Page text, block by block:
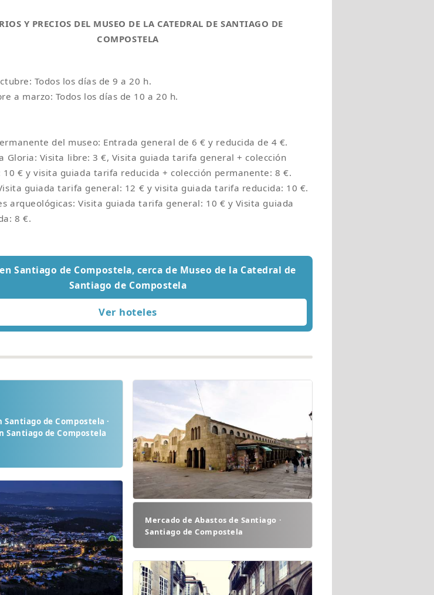
Y PRECIOS DEL MUSEO DE LA CATEDRAL DE SANTIAGO DE
COMPOSTELA
Todos los días de 9 a 20 h.
a marzo: Todos los días de 10 a 20 h.
del museo: Entrada general de 6 € y reducida de 4 €.
Gloria: Visita libre: 3 €, Visita guiada tarifa general + colección
10 € y visita guiada tarifa reducida + colección permanente: 8 €.
guiada tarifa general: 12 € y visita guiada tarifa reducida: 10 €.
arqueológicas: Visita guiada tarifa general: 10 € y Visita guiada
8 €.
Santiago de Compostela, cerca de Museo de la Catedral de
Santiago de Compostela
Santiago de Compostela ·
Santiago de Compostela
Mercado de Abastos de Santiago ·
Santiago de Compostela